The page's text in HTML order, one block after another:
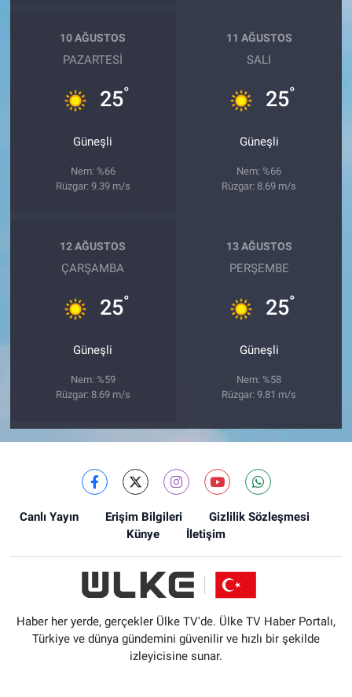
10 AĞUSTOS
PAZARTESI
25°
Güneşli
Nem: %66
Rüzgar: 9.39 m/s
11 AĞUSTOS
SALI
25°
Güneşli
Nem: %66
Rüzgar: 8.69 m/s
12 AĞUSTOS
ÇARŞAMBA
25°
Güneşli
Nem: %59
Rüzgar: 8.69 m/s
13 AĞUSTOS
PERŞEMBE
25°
Güneşli
Nem: %58
Rüzgar: 9.81 m/s
Canlı Yayın Erişim Bilgileri
Gizlilik Sözleşmesi
Künye
İletişim
Haber her yerde, gerçekler Ülke TV'de. Ülke TV Haber Portalı,
Türkiye ve dünya gündemini güvenilir ve hızlı bir şekilde
izleyicisine sunar.